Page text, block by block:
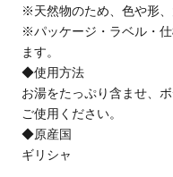
※天然物のため、色や形、
※パッケージ・ラベル・
ます。
◆使用方法
お湯をたっぷり含ませ、
ご使用ください。
◆原産国
ギリシャ